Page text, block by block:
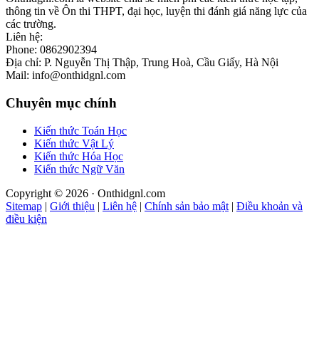
thông tin về Ôn thi THPT, đại học, luyện thi đánh giá năng lực của
các trường.
Liên hệ:
Phone: 0862902394
Địa chỉ: P. Nguyễn Thị Thập, Trung Hoà, Cầu Giấy, Hà Nội
Mail: info@onthidgnl.com
Chuyên mục chính
Kiến thức Toán Học
Kiến thức Vật Lý
Kiến thức Hóa Học
Kiến thức Ngữ Văn
Copyright © 2026 · Onthidgnl.com
Sitemap | Giới thiệu | Liên hệ | Chính sản bảo mật | Điều khoản và
điều kiện